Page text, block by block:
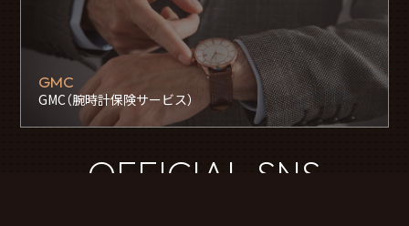
GMC
GMC（腕時計保険サービス）
OFFICIAL SNS